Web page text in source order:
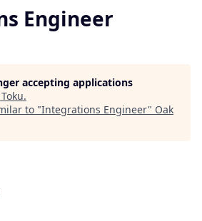
Engineer
accepting applications
Toku.
to "Integrations Engineer" Oak